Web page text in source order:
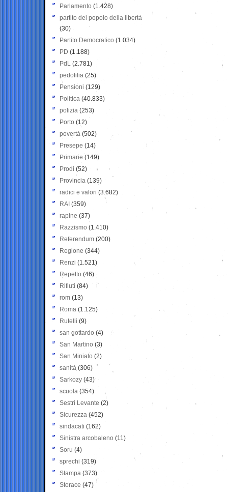
Parlamento (1.428)
partito del popolo della libertà
(30)
Partito Democratico (1.034)
PD (1.188)
PdL (2.781)
pedofilia (25)
Pensioni (129)
Politica (40.833)
polizia (253)
Porto (12)
povertà (502)
Presepe (14)
Primarie (149)
Prodi (52)
Provincia (139)
radici e valori (3.682)
RAI (359)
rapine (37)
Razzismo (1.410)
Referendum (200)
Regione (344)
Renzi (1.521)
Repetto (46)
Rifiuti (84)
rom (13)
Roma (1.125)
Rutelli (9)
san gottardo (4)
San Martino (3)
San Miniato (2)
sanità (306)
Sarkozy (43)
scuola (354)
Sestri Levante (2)
Sicurezza (452)
sindacati (162)
Sinistra arcobaleno (11)
Soru (4)
sprechi (319)
Stampa (373)
Storace (47)